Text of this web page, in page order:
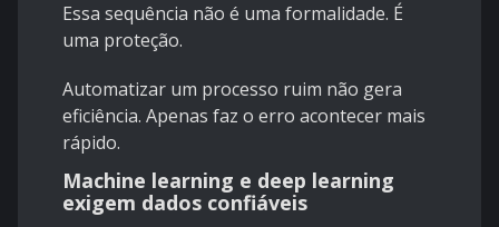
Essa sequência não é uma formalidade. É
uma proteção.
Automatizar um processo ruim não gera
eficiência. Apenas faz o erro acontecer mais
rápido.
Machine learning e deep learning
exigem dados confiáveis